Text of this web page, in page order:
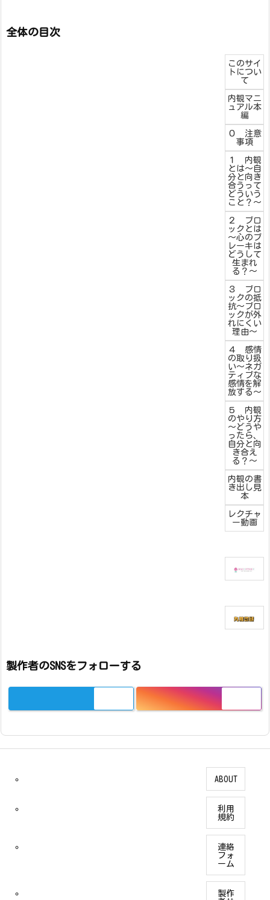
全体の目次
このサイ
トについ
て
内観マニ
ュアル本
編
０ 注意
事項
１ 内観
とは～自
分と向き
合うって
どういう
こと？～
２ ブロ
ックとは
～心のブ
レーキは
どうして
生まれ
る？～
３ ブロ
ックの抵
抗～ブロ
ックが外
れにくい
理由～
４ 感情
の取り扱
い～ネガ
ティブな
感情を解
放する～
５ 内観
のやり方
～どうや
ったら、
自分と向
き合え
る？～
内観の書
き出し見
本
レクチャ
ー動画
製作者のSNSをフォローする
ABOUT
利用
規約
連絡
フォ
ーム
製作